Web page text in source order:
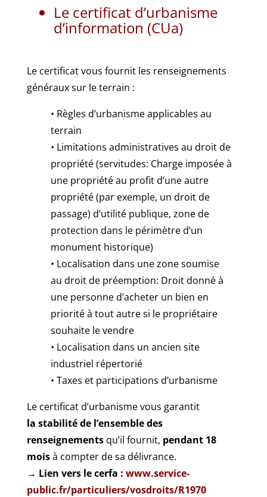
Le certificat d’urbanisme
d’information (CUa)
Le certificat vous fournit les renseignements
généraux sur le terrain :
• Règles d’urbanisme applicables au
terrain
• Limitations administratives au droit de
propriété (servitudes: Charge imposée à
une propriété au profit d’une autre
propriété (par exemple, un droit de
passage) d’utilité publique, zone de
protection dans le périmètre d’un
monument historique)
• Localisation dans une zone soumise
au droit de préemption: Droit donné à
une personne d’acheter un bien en
priorité à tout autre si le propriétaire
souhaite le vendre
• Localisation dans un ancien site
industriel répertorié
• Taxes et participations d’urbanisme
Le certificat d’urbanisme vous garantit
la stabilité de l’ensemble des
renseignementsqu’il fournit, pendant 18
moisà compter de sa délivrance.
→ Lien vers le cerfa : www.service-
public.fr/particuliers/vosdroits/R1970